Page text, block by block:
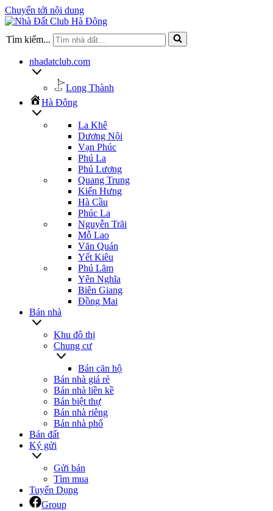
Chuyển tới nội dung
Tìm kiếm...
nhadatclub.com
Long Thành
Hà Đông
La Khê
Dương Nội
Vạn Phúc
Phú La
Phú Lương
Quang Trung
Kiến Hưng
Hà Cầu
Phúc La
Nguyễn Trãi
Mỗ Lao
Văn Quán
Yết Kiêu
Phú Lãm
Yên Nghĩa
Biên Giang
Đồng Mai
Bán nhà
Khu đô thị
Chung cư
Bán căn hộ
Bán nhà giá rẻ
Bán nhà liền kề
Bán biệt thự
Bán nhà riêng
Bán nhà phố
Bán đất
Ký gửi
Gửi bán
Tìm mua
Tuyển Dụng
Group